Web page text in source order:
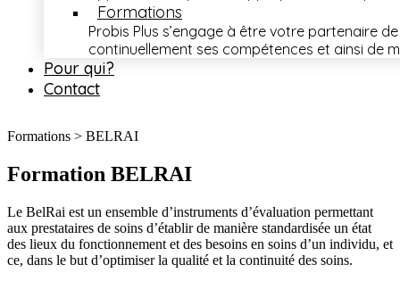
Formations
Probis Plus s’engage à être votre partenaire
continuellement ses compétences et ainsi de
Pour qui?
Contact
Formations > BELRAI
Formation BELRAI
Le BelRai est un ensemble d’instruments d’évaluation permettant
aux prestataires de soins d’établir de manière standardisée un état
des lieux du fonctionnement et des besoins en soins d’un individu, et
ce, dans le but d’optimiser la qualité et la continuité des soins.